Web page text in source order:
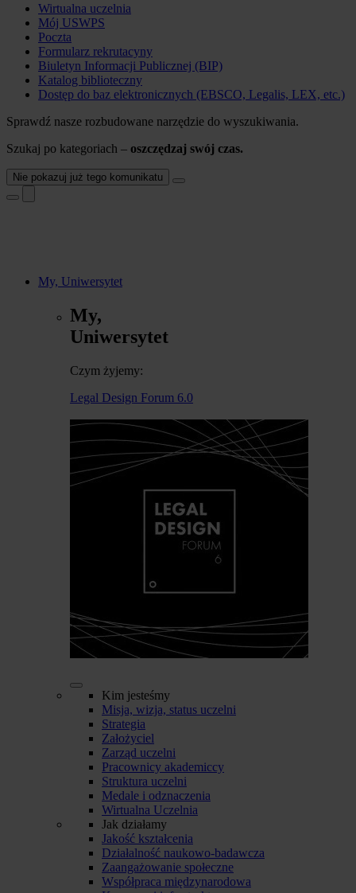
Wirtualna uczelnia
Mój USWPS
Poczta
Formularz rekrutacyny
Biuletyn Informacji Publicznej (BIP)
Katalog biblioteczny
Dostęp do baz elektronicznych (EBSCO, Legalis, LEX, etc.)
Sprawdź nasze rozbudowane narzędzie do wyszukiwania.
Szukaj po kategoriach – oszczędzaj swój czas.
Nie pokazuj już tego komunikatu
My, Uniwersytet
My,
Uniwersytet
Czym żyjemy:
Legal Design Forum 6.0
Kim jesteśmy
Misja, wizja, status uczelni
Strategia
Założyciel
Zarząd uczelni
Pracownicy akademiccy
Struktura uczelni
Medale i odznaczenia
Wirtualna Uczelnia
Jak działamy
Jakość kształcenia
Działalność naukowo-badawcza
Zaangażowanie społeczne
Współpraca międzynarodowa